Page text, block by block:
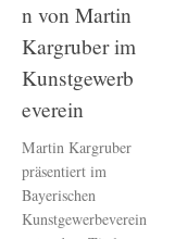
n von Martin
Kargruber im
Kunstgewerb
everein
Martin Kargruber
präsentiert im
Bayerischen
Kunstgewerbeverein